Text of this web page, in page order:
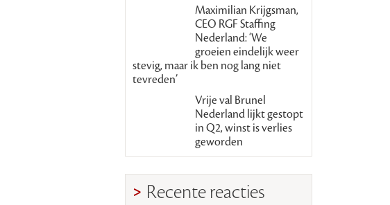
Maximilian Krijgsman,
CEO RGF Staffing
Nederland: ‘We
groeien eindelijk weer
stevig, maar ik ben nog lang niet
tevreden’
Vrije val Brunel
Nederland lijkt gestopt
in Q2, winst is verlies
geworden
Recente reacties